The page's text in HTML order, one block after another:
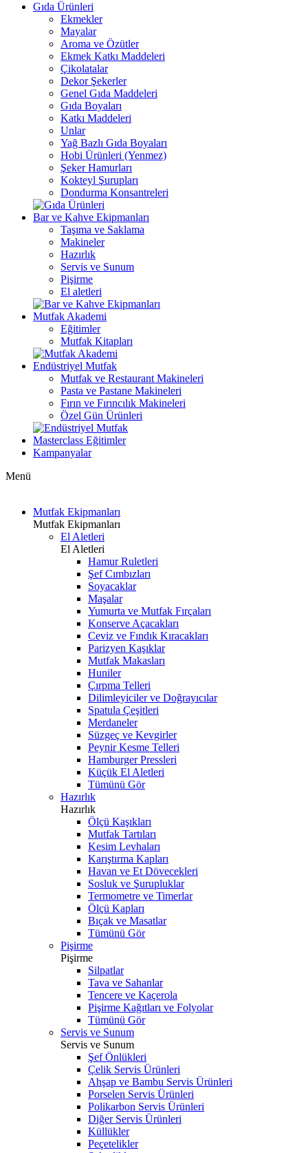
Gıda Ürünleri
Ekmekler
Mayalar
Aroma ve Özütler
Ekmek Katkı Maddeleri
Çikolatalar
Dekor Şekerler
Genel Gıda Maddeleri
Gıda Boyaları
Katkı Maddeleri
Unlar
Yağ Bazlı Gıda Boyaları
Hobi Ürünleri (Yenmez)
Şeker Hamurları
Kokteyl Şurupları
Dondurma Konsantreleri
Bar ve Kahve Ekipmanları
Taşıma ve Saklama
Makineler
Hazırlık
Servis ve Sunum
Pişirme
El aletleri
Mutfak Akademi
Eğitimler
Mutfak Kitapları
Endüstriyel Mutfak
Mutfak ve Restaurant Makineleri
Pasta ve Pastane Makineleri
Fırın ve Fırıncılık Makineleri
Özel Gün Ürünleri
Masterclass Eğitimler
Kampanyalar
Menü
Mutfak Ekipmanları
Mutfak Ekipmanları
El Aletleri
El Aletleri
Hamur Ruletleri
Şef Cımbızları
Soyacaklar
Maşalar
Yumurta ve Mutfak Fırçaları
Konserve Açacakları
Ceviz ve Fındık Kıracakları
Parizyen Kaşıklar
Mutfak Makasları
Huniler
Çırpma Telleri
Dilimleyiciler ve Doğrayıcılar
Spatula Çeşitleri
Merdaneler
Süzgeç ve Kevgirler
Peynir Kesme Telleri
Hamburger Pressleri
Küçük El Aletleri
Tümünü Gör
Hazırlık
Hazırlık
Ölçü Kaşıkları
Mutfak Tartıları
Kesim Levhaları
Karıştırma Kapları
Havan ve Et Dövecekleri
Sosluk ve Şurupluklar
Termometre ve Timerlar
Ölçü Kapları
Bıçak ve Masatlar
Tümünü Gör
Pişirme
Pişirme
Silpatlar
Tava ve Sahanlar
Tencere ve Kaçerola
Pişirme Kağıtları ve Folyolar
Tümünü Gör
Servis ve Sunum
Servis ve Sunum
Şef Önlükleri
Çelik Servis Ürünleri
Ahşap ve Bambu Servis Ürünleri
Porselen Servis Ürünleri
Polikarbon Servis Ürünleri
Diğer Servis Ürünleri
Küllükler
Peçetelikler